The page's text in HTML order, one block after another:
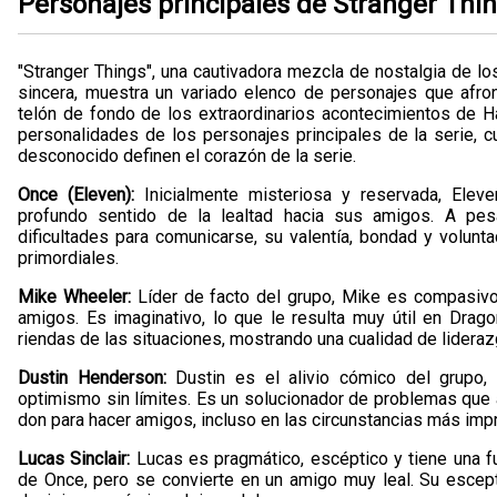
"Stranger Things", una cautivadora mezcla de nostalgia de
sincera, muestra un variado elenco de personajes que
telón de fondo de los extraordinarios acontecimientos de
personalidades de los personajes principales de la serie,
desconocido definen el corazón de la serie.
Once (Eleven):Inicialmente misteriosa y reservada,
profundo sentido de la lealtad hacia sus amigos. A
dificultades para comunicarse, su valentía, bondad y
primordiales.
Mike Wheeler: Líder de facto del grupo, Mike es
amigos. Es imaginativo, lo que le resulta muy útil en
riendas de las situaciones, mostrando una cualidad de
Dustin Henderson:Dustin es el alivio cómico del grupo,
optimismo sin límites. Es un solucionador de problemas
don para hacer amigos, incluso en las circunstancias más
Lucas Sinclair: Lucas es pragmático, escéptico y tiene una
de Once, pero se convierte en un amigo muy leal. Su